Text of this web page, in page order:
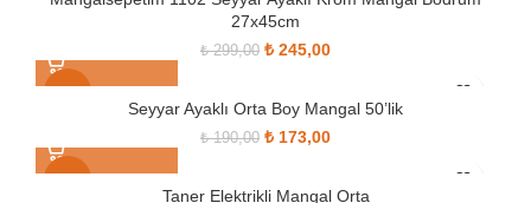
27x45cm
₺299,00 Orijinal fiyat: ₺ 299,00.
₺ 245,00
Seyyar Ayaklı Orta Boy Mangal 50’lik
₺190,00 Orijinal fiyat: ₺ 190,00.
₺ 173,00
Taner Elektrikli Mangal Orta